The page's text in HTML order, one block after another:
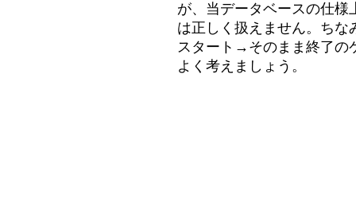
が、当データベースの仕様
は正しく扱えません。ちな
スタート→そのまま終了の
よく考えましょう。